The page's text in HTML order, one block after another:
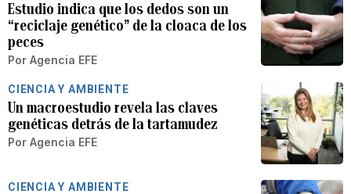
Estudio indica que los dedos son un
“reciclaje genético” de la cloaca de los
peces
Por Agencia EFE
CIENCIA Y AMBIENTE
Un macroestudio revela las claves
genéticas detrás de la tartamudez
Por Agencia EFE
CIENCIA Y AMBIENTE